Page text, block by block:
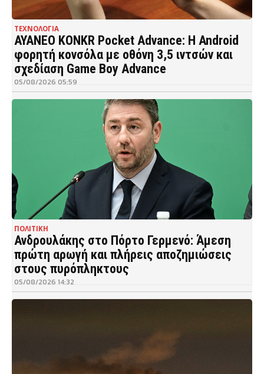
ΤΕΧΝΟΛΟΓΙΑ
AYANEO KONKR Pocket Advance: Η Android
φορητή κονσόλα με οθόνη 3,5 ιντσών και
σχεδίαση Game Boy Advance
05/08/2026 05:59
ΠΟΛΙΤΙΚΗ
Ανδρουλάκης στο Πόρτο Γερμενό: Άμεση
πρώτη αρωγή και πλήρεις αποζημιώσεις
στους πυρόπληκτους
05/08/2026 14:32